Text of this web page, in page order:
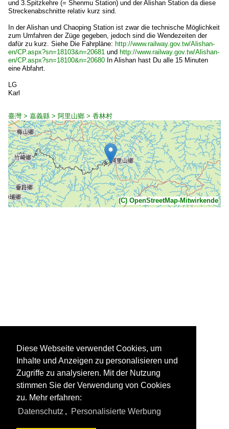
und 3.Spitzkehre (= Shenmu Station) und der Alishan Station da diese
Streckenabschnitte relativ kurz sind.
In der Alishan und Chaoping Station ist zwar die technische Möglichkeit
zum Umfahren der Züge gegeben, jedoch sind die Wendezeiten der
dafür zu kurz. Siehe Die Fahrpläne: http://www.railway.gov.tw/Alishan-
en/CP.aspx?sn=18103&n=20681 und http://www.railway.gov.tw/Alishan-
en/CP.aspx?sn=18100&n=20680 In Alishan hast Du alle 15 Minuten
eine Abfahrt.
LG
Karl
臺灣 > 嘉義縣 > 阿里山鄉 > 香林村
(C) OpenStreetMap-Mitwirkende
Diese Webseite verwendet Cookies, um
Inhalte und Anzeigen zu personalisieren und
Zugriffe zu analysieren. Mit der Nutzung
stimmen Sie der Verwendung von Cookies
zu. Mehr erfahren:
Datenschutz , Personalisierte Werbung